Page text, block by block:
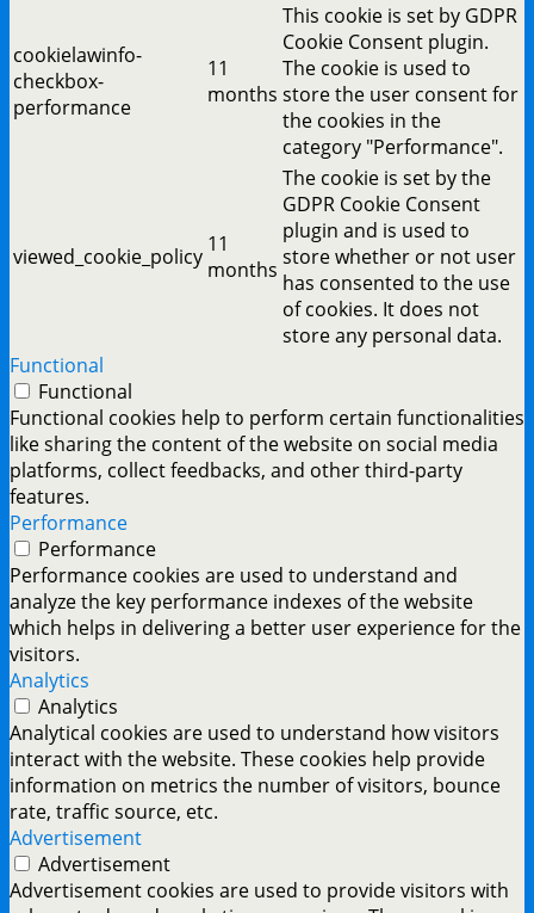
cookielawinfo-
checkbox-
performance
11
months
This cookie is set by GDPR
Cookie Consent plugin.
The cookie is used to
store the user consent for
the cookies in the
category "Performance".
viewed_cookie_policy 11
months
The cookie is set by the
GDPR Cookie Consent
plugin and is used to
store whether or not user
has consented to the use
of cookies. It does not
store any personal data.
Functional
Functional
Functional cookies help to perform certain functionalities
like sharing the content of the website on social media
platforms, collect feedbacks, and other third-party
features.
Performance
Performance
Performance cookies are used to understand and
analyze the key performance indexes of the website
which helps in delivering a better user experience for the
visitors.
Analytics
Analytics
Analytical cookies are used to understand how visitors
interact with the website. These cookies help provide
information on metrics the number of visitors, bounce
rate, traffic source, etc.
Advertisement
Advertisement
Advertisement cookies are used to provide visitors with